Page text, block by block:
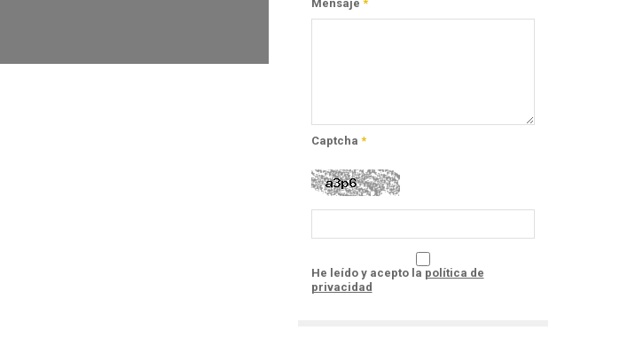
Mensaje *
Captcha *
He leído y acepto la política de
privacidad